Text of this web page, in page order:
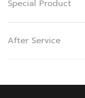
Special Product
After Service